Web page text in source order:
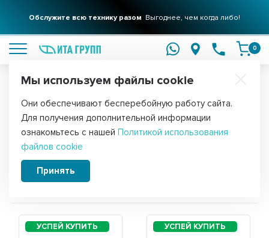
Обслужите всю технику разом Выгоднее, чем когда либо!
0
Главная
Запчасти для холодильника Nordfrost
NRB 120 332
Мы используем файлы cookie
Они обеспечивают бесперебойную работу сайта.
Для получения дополнительной информации
ознакомьтесь с нашей Политикой использования
файлов cookie
Принять